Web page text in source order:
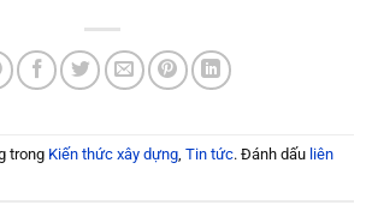
trong Kiến thức xây dựng, Tin tức. Đánh dấu liên